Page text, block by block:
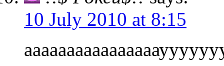
10 July 2010 at 8:15